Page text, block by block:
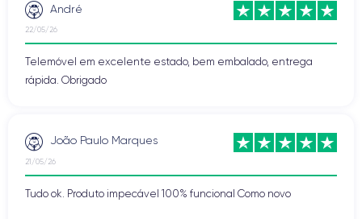
André
22/05/26
Telemóvel em excelente estado, bem embalado, entrega
rápida. Obrigado
João Paulo Marques
21/05/26
Tudo ok. Produto impecável 100% funcional Como novo